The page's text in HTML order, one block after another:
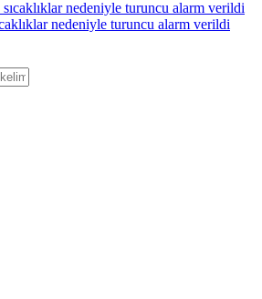
nedeniyle turuncu alarm verildi